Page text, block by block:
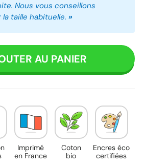
Nous vous conseillons
taille habituelle. »
AU PANIER
Imprimé
en France
Coton
bio
Encres éco
certifiées